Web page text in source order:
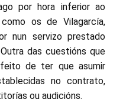
por hora inferior ao
os de Vilagarcía,
nun servizo prestado
das cuestións que
de ter que asumir
no contrato,
ou audicións.